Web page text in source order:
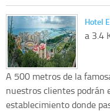
Hotel
a 3.4
A 500 metros de la
nuestros clientes podrán
establecimiento donde